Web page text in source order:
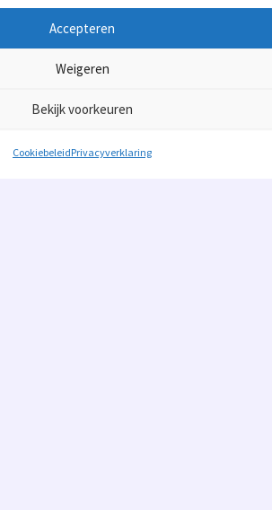
Accepteren
Weigeren
Bekijk voorkeuren
CookiebeleidPrivacyverklaring
VOLGENDE